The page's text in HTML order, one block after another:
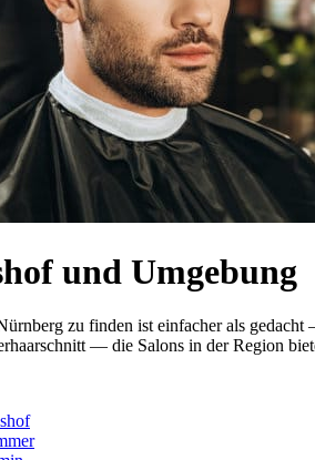
und Umgebung
zu finden ist einfacher als
— die Salons in der Region